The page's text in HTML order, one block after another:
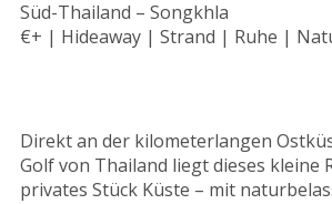
Süd-Thailand – Songkhla
€+ | Hideaway | Strand | Ruhe |
Direkt an der kilometerlangen
Golf von Thailand liegt dieses kleine
privates Stück Küste – mit